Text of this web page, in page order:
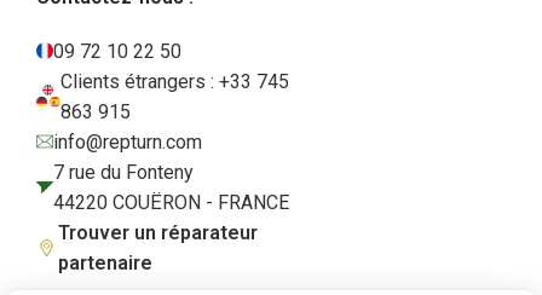
09 72 10 22 50
Clients étrangers : +33 745
863 915
info@repturn.com
7 rue du Fonteny
44220 COUËRON - FRANCE
Trouver un réparateur
partenaire